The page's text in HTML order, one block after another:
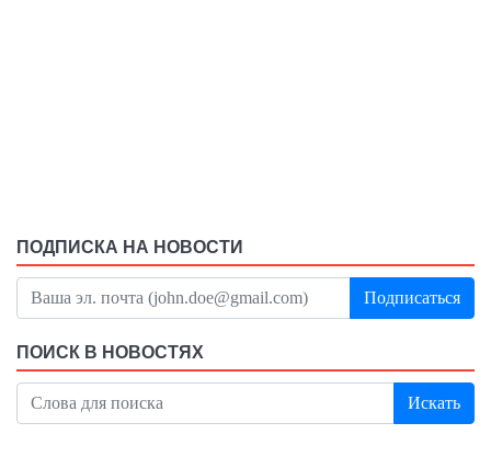
ПОДПИСКА НА НОВОСТИ
Подписаться
ПОИСК В НОВОСТЯХ
Искать